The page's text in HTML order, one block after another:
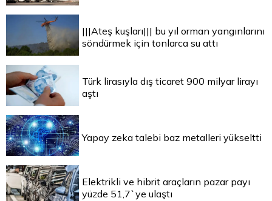
|||Ateş kuşları||| bu yıl orman yangınlarını
söndürmek için tonlarca su attı
Türk lirasıyla dış ticaret 900 milyar lirayı
aştı
Yapay zeka talebi baz metalleri yükseltti
Elektrikli ve hibrit araçların pazar payı
yüzde 51,7`ye ulaştı